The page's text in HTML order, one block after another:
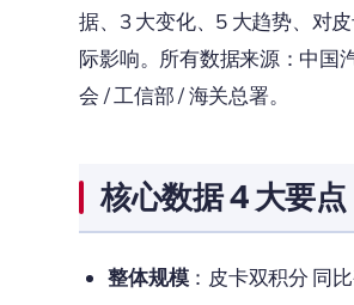
据、3 大变化、5 大趋势、对
际影响。所有数据来源：中国
会 / 工信部 / 海关总署。
核心数据 4 大要点
整体规模：皮卡双积分 同